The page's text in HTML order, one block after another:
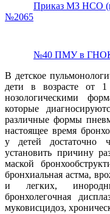
Приказ МЗ НСО
№2065
№40 ПМУ в
В детское
дети в возрасте от
нозологическими
которые
различные формы
настоящее время
у детей достаточно
установить причину
маской
бронхиальная астма,
и легких,
бронхолегочная
муковисцидоз,